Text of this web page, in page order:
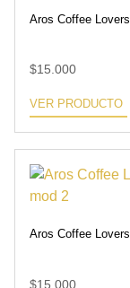
Aros Coffee
$15.000
VER PRODUCTO
Aros Coffee
$15.000